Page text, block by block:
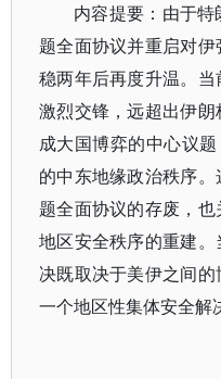
内容提要：由于
题全面协议并重启对
稳两年后再度升温。
激烈交锋，远超出伊
成大国博弈的中心议
的中东地缘政治秩序
题全面协议的存废，
地区安全秩序的重建
决既取决于美伊之间
一个地区性集体安全解